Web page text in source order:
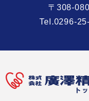
〒308-
Tel.0296-